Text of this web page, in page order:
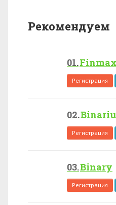
Рекомендуем
Finmax
Регистрация
Регистрация
Binary
Регистрация